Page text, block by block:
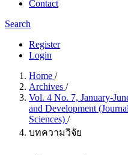
Contact
Search
Register
Login
Home /
Archives /
Vol. 4 No. 7, January-
and Development
Sciences) /
บทความวิจัย